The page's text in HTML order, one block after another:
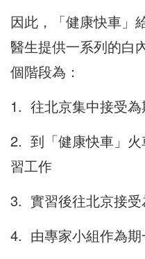
因此，「健康快車」
醫生提供一系列的白
個階段為：
1. 往北京集中接受
2. 到「健康快車」
習工作
3. 實習後往北京接
4. 由專家小組作為期